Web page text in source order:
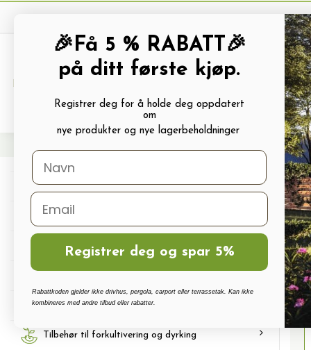
PRODUKTKATALOG ALLE
Review(s) and rating(s)
Drivhus
Drivhus tilbehør
Polykarbonat, Glass Og Tilbehør
Drivhus vanningssett
Tilbehør til forkultivering og dyrking
🎉Få 5 % RABATT🎉
på ditt første kjøp.
Registrer deg for å holde deg oppdatert
om
nye produkter og nye lagerbeholdninger
Registrer deg og spar 5%
Rabattkoden gjelder ikke drivhus, pergola, carport eller terrassetak. Kan ikke
kombineres med andre tilbud eller rabatter.